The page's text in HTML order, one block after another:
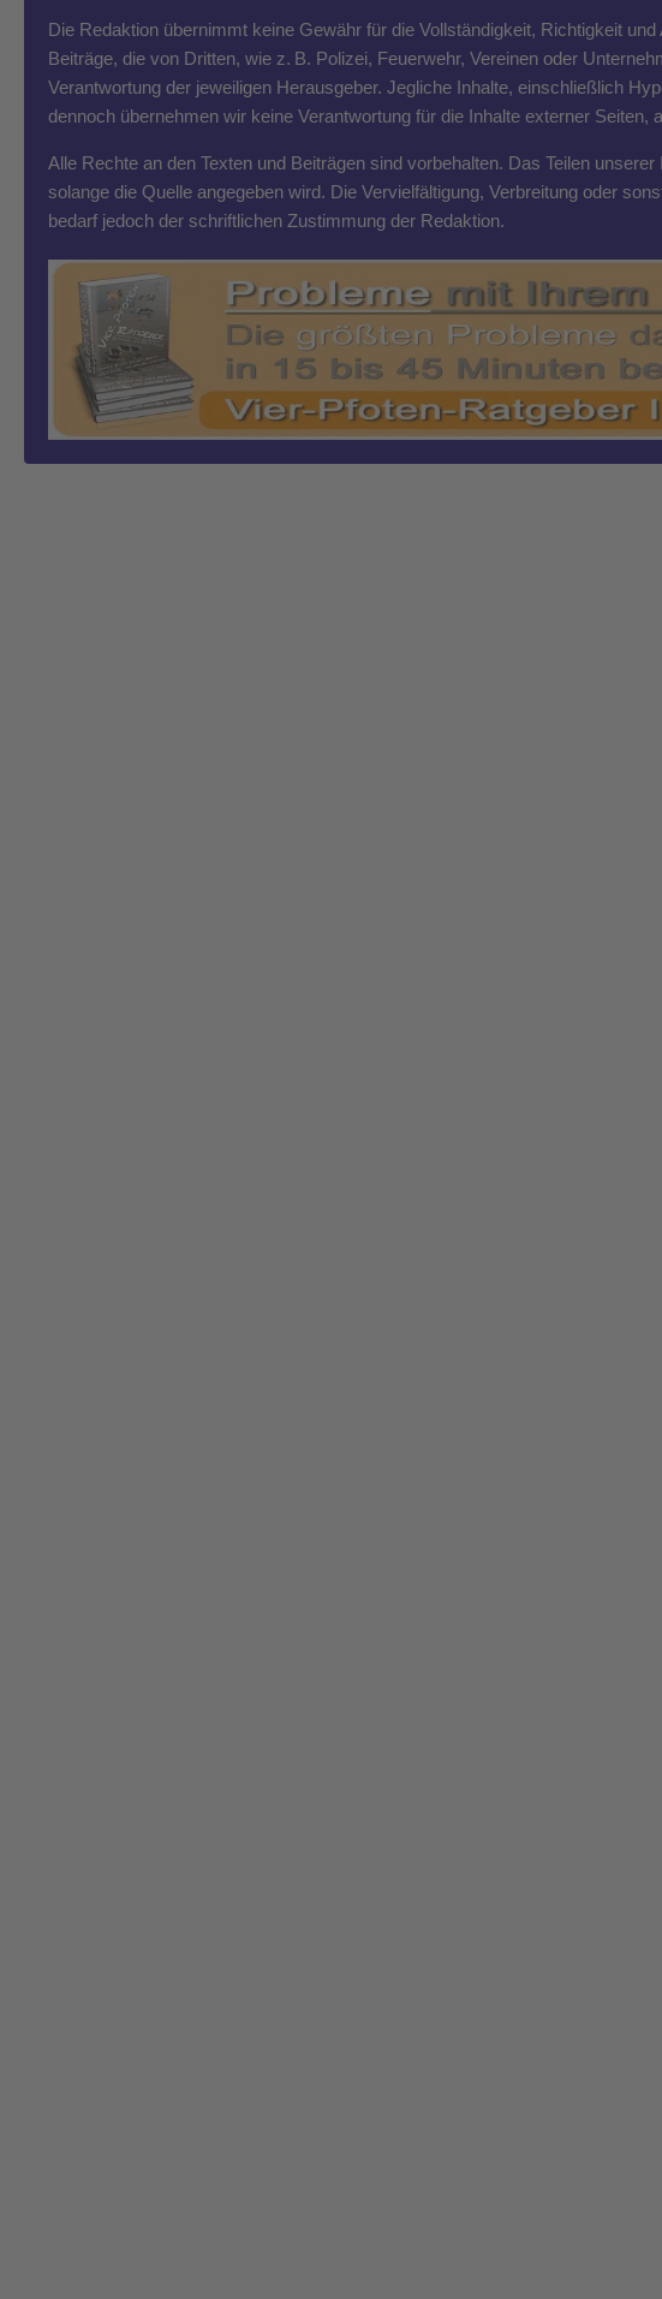
Die Redaktion übernimmt keine Gewähr für die Vollständigkeit, Richtigkeit
Beiträge, die von Dritten, wie z. B. Polizei, Feuerwehr, Vereinen oder
Verantwortung der jeweiligen Herausgeber. Jegliche Inhalte, einschließlich
dennoch übernehmen wir keine Verantwortung für die Inhalte externer
Alle Rechte an den Texten und Beiträgen sind vorbehalten. Das Teilen
solange die Quelle angegeben wird. Die Vervielfältigung, Verbreitung oder
bedarf jedoch der schriftlichen Zustimmung der Redaktion.